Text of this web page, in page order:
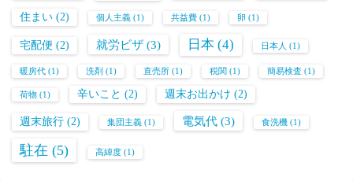
住まい (2) 個人主義 (1) 共益費 (1) 卵 (1)
宅配便 (2) 就労ビザ (3) 日本 (4) 日本人 (1)
暖房代 (1) 洗剤 (1) 直売所 (1) 税関 (1) 簡易検査 (1)
荷物 (1) 辛いこと (2) 週末お出かけ (2)
週末旅行 (2) 集団主義 (1) 電気代 (3) 食洗機 (1)
駐在 (5) 高緯度 (1)